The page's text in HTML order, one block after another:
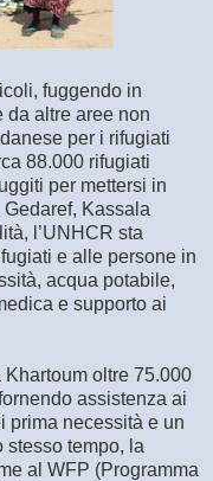
fuggendo in
da altre aree non
per i rifugiati
88.000 rifugiati
per mettersi in
Kassala
l’UNHCR sta
e alle persone in
acqua potabile,
e supporto ai
oltre 75.000
assistenza ai
prima necessità e un
tempo, la
al WFP (Programma